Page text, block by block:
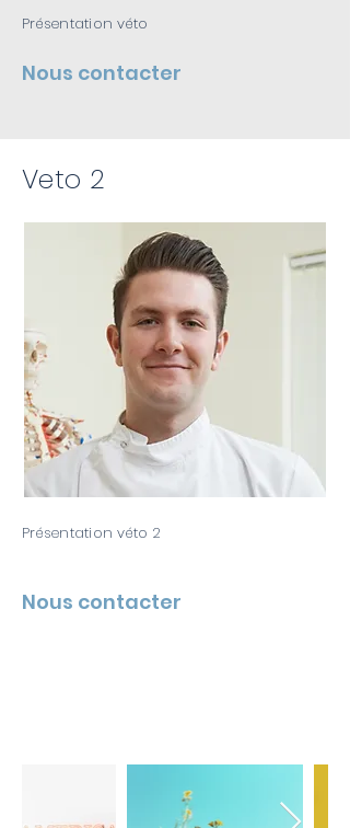
Présentation véto
Nous contacter
Veto 2
Présentation véto 2
Nous contacter